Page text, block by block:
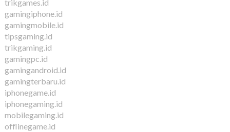
trikgames.id
gamingiphone.id
gamingmobile.id
tipsgaming.id
trikgaming.id
gamingpc.id
gamingandroid.id
gamingterbaru.id
iphonegame.id
iphonegaming.id
mobilegaming.id
offlinegame.id